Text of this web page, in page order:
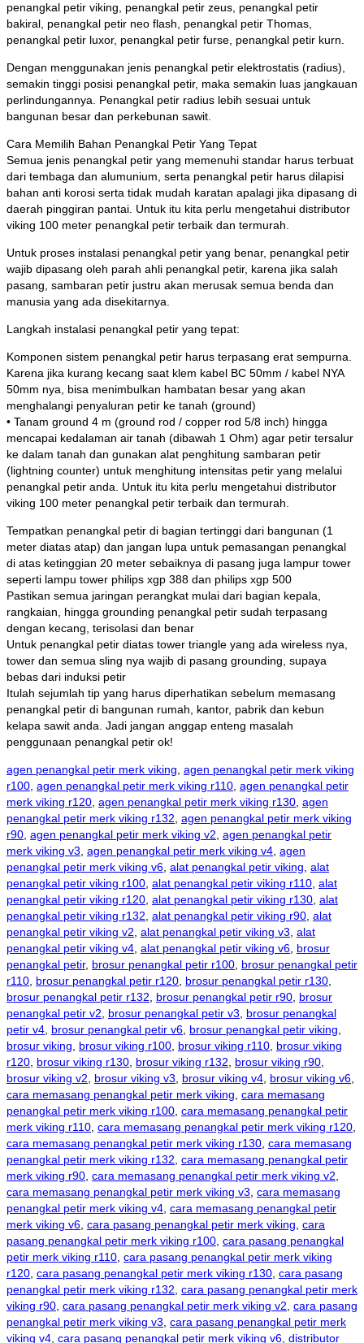
penangkal petir viking, penangkal petir zeus, penangkal petir
bakiral, penangkal petir neo flash, penangkal petir Thomas,
penangkal petir luxor, penangkal petir furse, penangkal petir kurn.
Dengan menggunakan jenis penangkal petir elektrostatis (radius),
semakin tinggi posisi penangkal petir, maka semakin luas jangkauan
perlindungannya. Penangkal petir radius lebih sesuai untuk
bangunan besar dan perkebunan sawit.
Cara Memilih Bahan Penangkal Petir Yang Tepat
Semua jenis penangkal petir yang memenuhi standar harus terbuat
dari tembaga dan alumunium, serta penangkal petir harus dilapisi
bahan anti korosi serta tidak mudah karatan apalagi jika dipasang di
daerah pinggiran pantai. Untuk itu kita perlu mengetahui distributor
viking 100 meter penangkal petir terbaik dan termurah.
Untuk proses instalasi penangkal petir yang benar, penangkal petir
wajib dipasang oleh parah ahli penangkal petir, karena jika salah
pasang, sambaran petir justru akan merusak semua benda dan
manusia yang ada disekitarnya.
Langkah instalasi penangkal petir yang tepat:
Komponen sistem penangkal petir harus terpasang erat sempurna.
Karena jika kurang kecang saat klem kabel BC 50mm / kabel NYA
50mm nya, bisa menimbulkan hambatan besar yang akan
menghalangi penyaluran petir ke tanah (ground)
• Tanam ground 4 m (ground rod / copper rod 5/8 inch) hingga
mencapai kedalaman air tanah (dibawah 1 Ohm) agar petir tersalur
ke dalam tanah dan gunakan alat penghitung sambaran petir
(lightning counter) untuk menghitung intensitas petir yang melalui
penangkal petir anda. Untuk itu kita perlu mengetahui distributor
viking 100 meter penangkal petir terbaik dan termurah.
Tempatkan penangkal petir di bagian tertinggi dari bangunan (1
meter diatas atap) dan jangan lupa untuk pemasangan penangkal
di atas ketinggian 20 meter sebaiknya di pasang juga lampur tower
seperti lampu tower philips xgp 388 dan philips xgp 500
Pastikan semua jaringan perangkat mulai dari bagian kepala,
rangkaian, hingga grounding penangkal petir sudah terpasang
dengan kecang, terisolasi dan benar
Untuk penangkal petir diatas tower triangle yang ada wireless nya,
tower dan semua sling nya wajib di pasang grounding, supaya
bebas dari induksi petir
Itulah sejumlah tip yang harus diperhatikan sebelum memasang
penangkal petir di bangunan rumah, kantor, pabrik dan kebun
kelapa sawit anda. Jadi jangan anggap enteng masalah
penggunaan penangkal petir ok!
agen penangkal petir merk viking, agen penangkal petir merk viking
r100, agen penangkal petir merk viking r110, agen penangkal petir
merk viking r120, agen penangkal petir merk viking r130, agen
penangkal petir merk viking r132, agen penangkal petir merk viking
r90, agen penangkal petir merk viking v2, agen penangkal petir
merk viking v3, agen penangkal petir merk viking v4, agen
penangkal petir merk viking v6, alat penangkal petir viking, alat
penangkal petir viking r100, alat penangkal petir viking r110, alat
penangkal petir viking r120, alat penangkal petir viking r130, alat
penangkal petir viking r132, alat penangkal petir viking r90, alat
penangkal petir viking v2, alat penangkal petir viking v3, alat
penangkal petir viking v4, alat penangkal petir viking v6, brosur
penangkal petir, brosur penangkal petir r100, brosur penangkal petir
r110, brosur penangkal petir r120, brosur penangkal petir r130,
brosur penangkal petir r132, brosur penangkal petir r90, brosur
penangkal petir v2, brosur penangkal petir v3, brosur penangkal
petir v4, brosur penangkal petir v6, brosur penangkal petir viking,
brosur viking, brosur viking r100, brosur viking r110, brosur viking
r120, brosur viking r130, brosur viking r132, brosur viking r90,
brosur viking v2, brosur viking v3, brosur viking v4, brosur viking v6,
cara memasang penangkal petir merk viking, cara memasang
penangkal petir merk viking r100, cara memasang penangkal petir
merk viking r110, cara memasang penangkal petir merk viking r120,
cara memasang penangkal petir merk viking r130, cara memasang
penangkal petir merk viking r132, cara memasang penangkal petir
merk viking r90, cara memasang penangkal petir merk viking v2,
cara memasang penangkal petir merk viking v3, cara memasang
penangkal petir merk viking v4, cara memasang penangkal petir
merk viking v6, cara pasang penangkal petir merk viking, cara
pasang penangkal petir merk viking r100, cara pasang penangkal
petir merk viking r110, cara pasang penangkal petir merk viking
r120, cara pasang penangkal petir merk viking r130, cara pasang
penangkal petir merk viking r132, cara pasang penangkal petir merk
viking r90, cara pasang penangkal petir merk viking v2, cara pasang
penangkal petir merk viking v3, cara pasang penangkal petir merk
viking v4, cara pasang penangkal petir merk viking v6, distributor